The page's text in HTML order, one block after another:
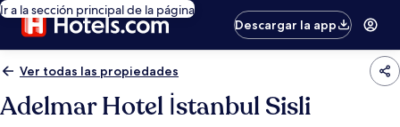
Ir a la sección principal de la página
Descargar la app
Ver todas las propiedades
Adelmar Hotel İstanbul Sisli